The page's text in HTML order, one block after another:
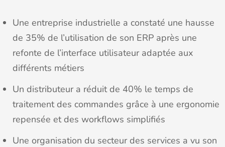
Une entreprise industrielle a constaté une hausse
de 35% de l’utilisation de son ERP après une
refonte de l’interface utilisateur adaptée aux
différents métiers
Un distributeur a réduit de 40% le temps de
traitement des commandes grâce à une ergonomie
repensée et des workflows simplifiés
Une organisation du secteur des services a vu son